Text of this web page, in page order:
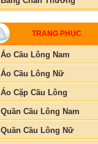
TRANG PHỤC
Áo Cầu Lông Nam
Áo Cầu Lông Nữ
Áo Cặp Cầu Lông
Quần Cầu Lông Nam
Quần Cầu Lông Nữ